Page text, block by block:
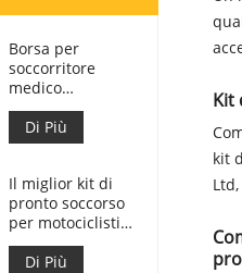
Kit
kit
Borsa per
soccorritore
medico
personalizzata
per kit di pronto
soccorso per
Di Più
Il miglior kit di
pronto soccorso
per motociclisti
d'avventura per
motociclisti
Di Più